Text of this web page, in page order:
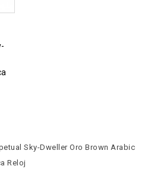
Sky-Dweller Oro Brown Arabic
Reloj